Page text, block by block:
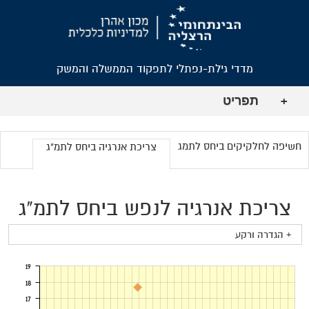
מדדי גילת-נפתלי לתפקוד הממשלה והמשק
+ תפריט
חשיפה לחלקיקים ביחס לתמג צריכת אנרגיה ביחס לתמ"ג
צריכת אנרגיה לנפש ביחס לתמ"ג
+ הגדרה ורקע
17
18
19